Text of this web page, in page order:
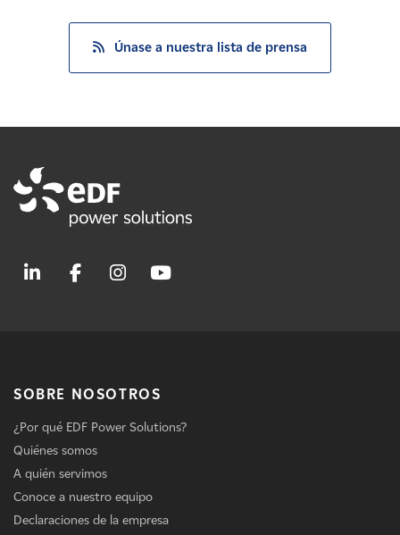
Únase a nuestra lista de prensa
SOBRE NOSOTROS
¿Por qué EDF Power Solutions?
Quiénes somos
A quién servimos
Conoce a nuestro equipo
Declaraciones de la empresa